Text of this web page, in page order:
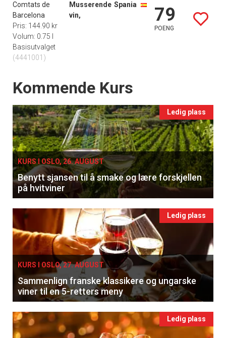
Comtats de
Barcelona
Musserende
vin,
Spania
Pris: 144.90 kr
Volum: 0.75 l
Basisutvalget
(4441001)
79
POENG
Events
Kommende Kurs
Ledig plass
KURS I OSLO, 26. AUGUST
Benytt sjansen til å smake og lære forskjellen
på hvitviner
Ledig plass
KURS I OSLO, 27. AUGUST
Sammenlign franske klassikere og ungarske
viner til en 5-retters meny
Ledig plass